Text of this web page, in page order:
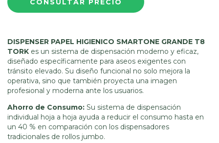
DISPENSER PAPEL HIGIENICO SMARTONE GRANDE T8
TORK es un sistema de dispensación moderno y eficaz,
diseñado específicamente para aseos exigentes con
tránsito elevado. Su diseño funcional no solo mejora la
operativa, sino que también proyecta una imagen
profesional y moderna ante los usuarios.
Ahorro de Consumo: Su sistema de dispensación
individual hoja a hoja ayuda a reducir el consumo hasta en
un 40 % en comparación con los dispensadores
tradicionales de rollos jumbo.